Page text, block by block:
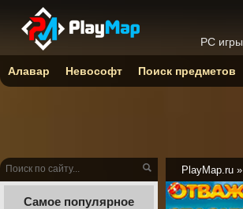
PlayMap.ru »
Самое популярное
PC игры
Алавар Невософт Поиск предметов